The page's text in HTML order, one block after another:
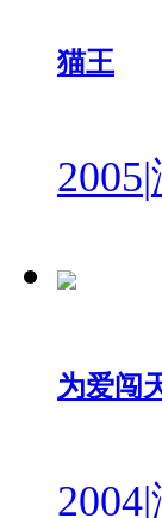
猫王
2005|
为爱闯
2004|